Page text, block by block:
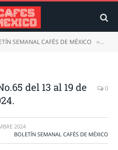
SEMANAL CAFÉS DE MÉXICO »
del 13 al 19 de
0
2024
BOLETÍN SEMANAL CAFÉS DE MÉXICO